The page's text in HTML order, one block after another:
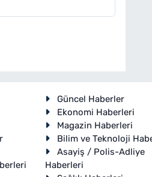
Güncel Haberler
Ekonomi Haberleri
Magazin Haberleri
Bilim ve Teknoloji
Asayiş / Polis-Adliye
Haberleri